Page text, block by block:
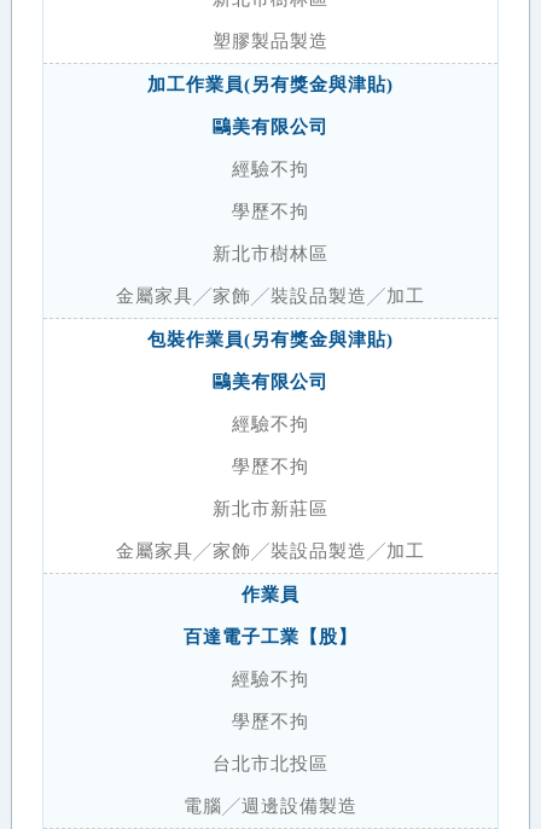
塑膠製品製造
加工作業員(另有獎金與津貼)
鷗美有限公司
經驗不拘
學歷不拘
新北市樹林區
金屬家具╱家飾╱裝設品製造╱加工
包裝作業員(另有獎金與津貼)
鷗美有限公司
經驗不拘
學歷不拘
新北市新莊區
金屬家具╱家飾╱裝設品製造╱加工
作業員
百達電子工業【股】
經驗不拘
學歷不拘
台北市北投區
電腦╱週邊設備製造